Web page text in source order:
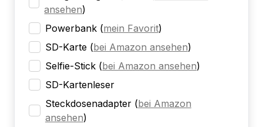
ansehen)
Powerbank (mein Favorit)
SD-Karte (bei Amazon ansehen)
Selfie-Stick (bei Amazon ansehen)
SD-Kartenleser
Steckdosenadapter (bei Amazon
ansehen)